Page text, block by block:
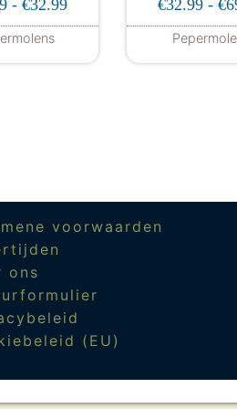
- €32.99Prijsklasse: €29.99 tot
Dit product heeft meerdere
€32.99 - €
Dit
voorwaarden
ons
(EU)